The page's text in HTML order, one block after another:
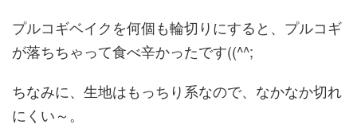
プルコギベイクを何個も輪切りにすると、プルコギ
が落ちちゃって食べ辛かったです((^^;
ちなみに、生地はもっちり系なので、なかなか切れ
にくい～。